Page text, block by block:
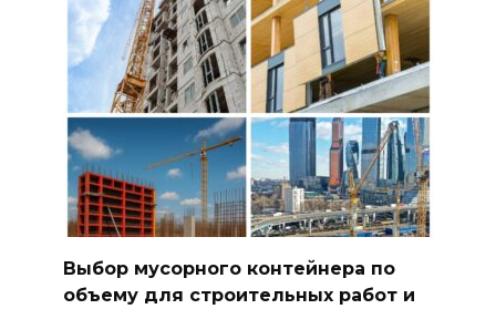
Выбор мусорного контейнера по
объему для строительных работ и